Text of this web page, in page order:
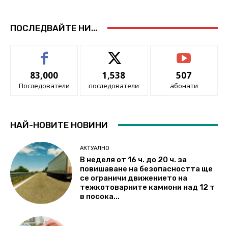
ПОСЛЕДВАЙТЕ НИ...
83,000
Последователи
1,538
последователи
507
абонати
НАЙ-НОВИТЕ НОВИНИ
АКТУАЛНО
В неделя от 16 ч. до 20 ч. за
повишаване на безопасността ще
се ограничи движението на
тежкотоварните камиони над 12 т
в посока...